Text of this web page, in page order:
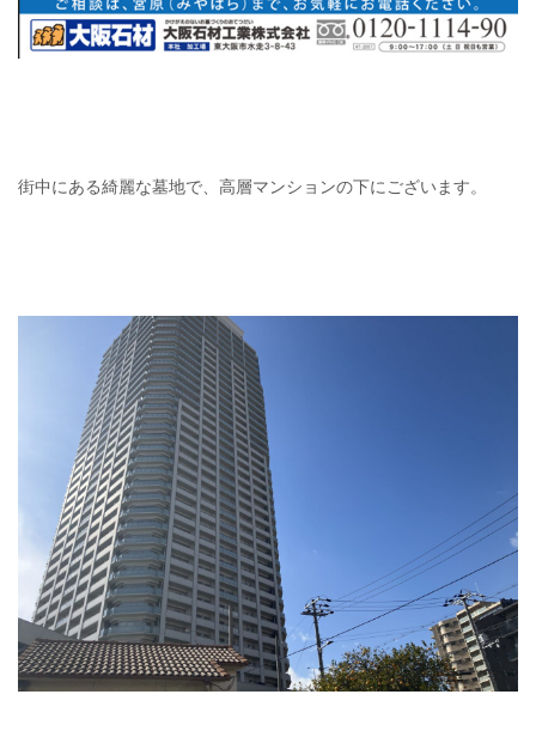
街中にある綺麗な墓地で、高層マンションの下にございます。